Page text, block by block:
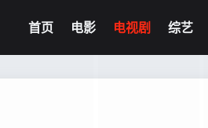
首页 电影 电视剧 综艺